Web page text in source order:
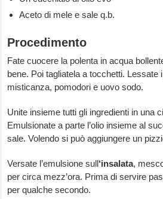
Aceto di mele e sale q.b.
Procedimento
Fate cuocere la polenta in acqua
bene. Poi tagliatela a tocchetti. Lessate
misticanza, pomodori e uovo sodo.
Unite insieme tutti gli ingredienti in una
Emulsionate a parte l’olio insieme al
sale. Volendo si può aggiungere un
Versate l’emulsione sull‘insalata,
per circa mezz’ora. Prima di servire
per qualche secondo.